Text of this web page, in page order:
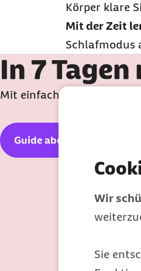
Wir
Sie
Körper klare
Mit der Zeit
Schlafmodus
In 7
Mit einfachen Übungen
Guide abonnieren